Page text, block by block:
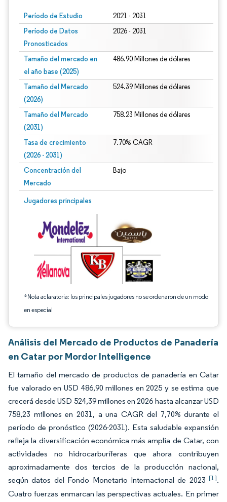
Período de Estudio 2021 - 2031
Período de Datos
Pronosticados
2026 - 2031
Tamaño del mercado en
el año base (2025)
486.90 Millones de dólares
Tamaño del Mercado
(2026)
524.39 Millones de dólares
Tamaño del Mercado
(2031)
758.23 Millones de dólares
Tasa de crecimiento
(2026 - 2031)
7.70% CAGR
Concentración del
Mercado
Bajo
Jugadores principales
*Nota aclaratoria: los principales jugadores no se ordenaron de un modo
en especial
Imagen © Mordor Intelligence. El uso requiere atribución según CC BY 4.0.
Análisis del Mercado de Productos de Panadería
en Catar por Mordor Intelligence
El tamaño del mercado de productos de panadería en Catar
fue valorado en USD 486,90 millones en 2025 y se estima que
crecerá desde USD 524,39 millones en 2026 hasta alcanzar USD
758,23 millones en 2031, a una CAGR del 7,70% durante el
período de pronóstico (2026-2031). Esta saludable expansión
refleja la diversificación económica más amplia de Catar, con
actividades no hidrocarburíferas que ahora contribuyen
aproximadamente dos tercios de la producción nacional,
según datos del Fondo Monetario Internacional de 2023 [1].
Cuatro fuerzas enmarcan las perspectivas actuales. En primer